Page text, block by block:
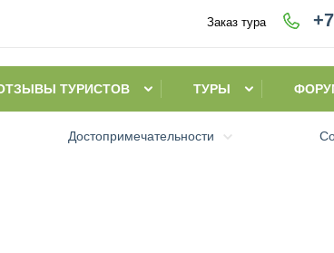
Заказ тура
ТУРИСТОВ ТУРЫ
Достопримечательности